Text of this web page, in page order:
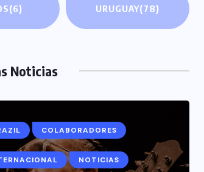
(6) URUGUAY(78)
Noticias
COLABORADORES
NOTICIAS